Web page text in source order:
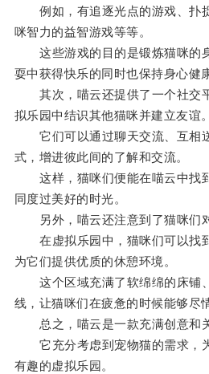
例如，有追逐光点的游戏、扑
咪智力的益智游戏等等。
这些游戏的目的是锻炼猫咪的
耍中获得快乐的同时也保持身心健
其次，喵云还提供了一个社交
拟乐园中结识其他猫咪并建立友谊。
它们可以通过聊天交流、互相
式，增进彼此间的了解和交流。
这样，猫咪们便能在喵云中找
同度过美好的时光。
另外，喵云还注意到了猫咪们对
在虚拟乐园中，猫咪们可以找到
为它们提供优质的休憩环境。
这个区域充满了软绵绵的床铺
线，让猫咪们在疲惫的时候能够尽
总之，喵云是一款充满创意和关
它充分考虑到宠物猫的需求，为
有趣的虚拟乐园。